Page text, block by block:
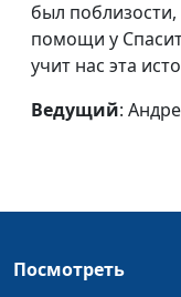
Иисус и слепой
любовь Божия
был
помощи у
учит нас эта
Ведущий:
Посмотреть